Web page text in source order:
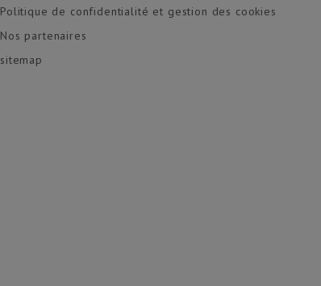
Politique de confidentialité et gestion des cookies
Nos partenaires
sitemap